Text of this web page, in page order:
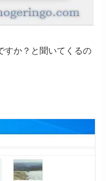
すか？と聞いてくるの